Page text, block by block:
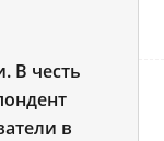
В честь
в